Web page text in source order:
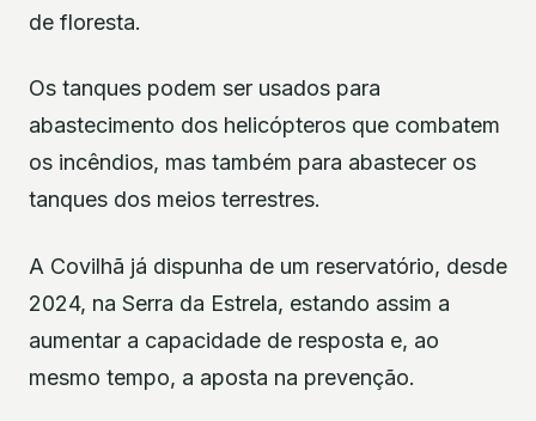
de floresta.
Os tanques podem ser usados para
abastecimento dos helicópteros que combatem
os incêndios, mas também para abastecer os
tanques dos meios terrestres.
A Covilhã já dispunha de um reservatório, desde
2024, na Serra da Estrela, estando assim a
aumentar a capacidade de resposta e, ao
mesmo tempo, a aposta na prevenção.